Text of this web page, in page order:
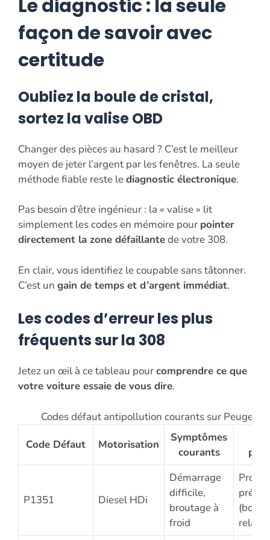
Le diagnostic : la seule
façon de savoir avec
certitude
Oubliez la boule de cristal,
sortez la valise OBD
Changer des pièces au hasard ? C’est le meilleur
moyen de jeter l’argent par les fenêtres. La seule
méthode fiable reste lediagnostic électronique.
Pas besoin d’être ingénieur : la « valise » lit
simplement les codes en mémoire pour pointer
directement la zone défaillantede votre 308.
En clair, vous identifiez le coupable sans tâtonner.
C’est un gain de temps et d’argent immédiat.
Les codes d’erreur les plus
fréquents sur la 308
Jetez un œil à ce tableau pourcomprendre ce que
votre voiture essaie de vous dire.
Codes défaut antipollution courants sur Peugeot
Code Défaut
Motorisation
Symptômes
courants
P1351 Diesel HDi
Démarrage
difficile,
broutage à
froid
relais)